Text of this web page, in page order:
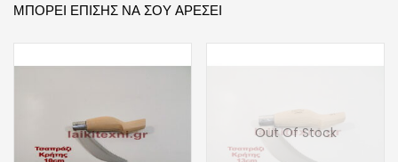
ΜΠΟΡΕΊ ΕΠΊΣΗΣ ΝΑ ΣΟΥ ΑΡΈΣΕΙ
Out Of Stock